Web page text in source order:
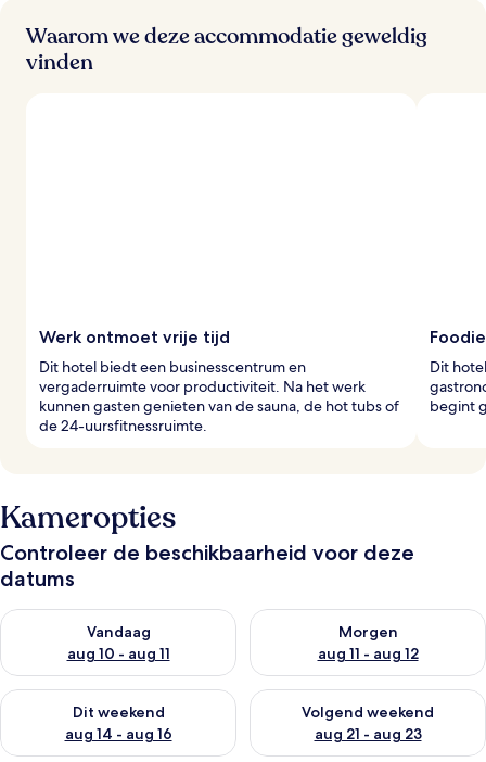
Waarom we deze accommodatie geweldig
vinden
Werk ontmoet vrije tijd
Dit hotel biedt een businesscentrum en
vergaderruimte voor productiviteit. Na het werk
kunnen gasten genieten van de sauna, de hot tubs of
de 24-uursfitnessruimte.
Dit
begint
Kameropties
Controleer de beschikbaarheid voor deze
datums
Vandaag
aug 10 - aug 11
De beschikbaarheid controleren voor vanavond aug 10 - aug
Morgen
aug 11 - aug 12
De beschikbaarheid
Dit weekend
aug 14 - aug 16
De beschikbaarheid controleren voor dit weekend aug 14 -
Volgend weekend
aug 21 - aug 23
De beschikbaarheid